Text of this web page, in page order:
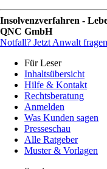
Insolvenzverfahren -
QNC GmbH
Notfall? Jetzt Anwalt
Für Leser
Inhaltsübersicht
Hilfe & Kontakt
Rechtsberatung
Anmelden
Was Kunden sagen
Presseschau
Alle Ratgeber
Muster & Vorlagen